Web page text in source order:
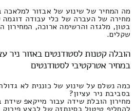
מה המחיר של שינוע של אבזור למלאכה
שקלים.
הובלה קטנות לסטודנטים באזור ניר
במחיר אטרקטיבי לסטודנטים
כמה נשלם על שינוע של כוננית לא
בסביבת ניר עציון?
מחירון הובלת שידה עבור מייקאפ שידת